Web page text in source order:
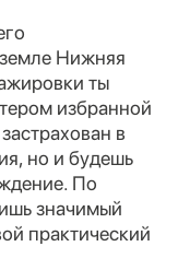
Нижняя
ты
избранной
в
но и будешь
По
значимый
практический